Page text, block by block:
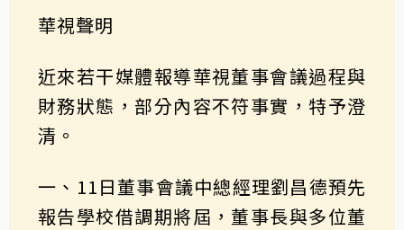
華視聲明
近來若干媒體報導華視董事會議過程與
財務狀態，部分內容不符事實，特予澄
清。
一、11日董事會議中總經理劉昌德預先
報告學校借調期將屆，董事長與多位董